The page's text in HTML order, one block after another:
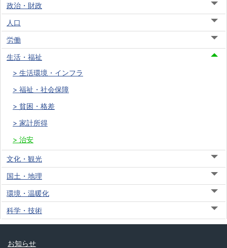
政治・財政
人口
労働
生活・福祉
生活環境・インフラ
福祉・社会保障
貧困・格差
家計所得
治安
文化・観光
国土・地理
環境・温暖化
科学・技術
お知らせ